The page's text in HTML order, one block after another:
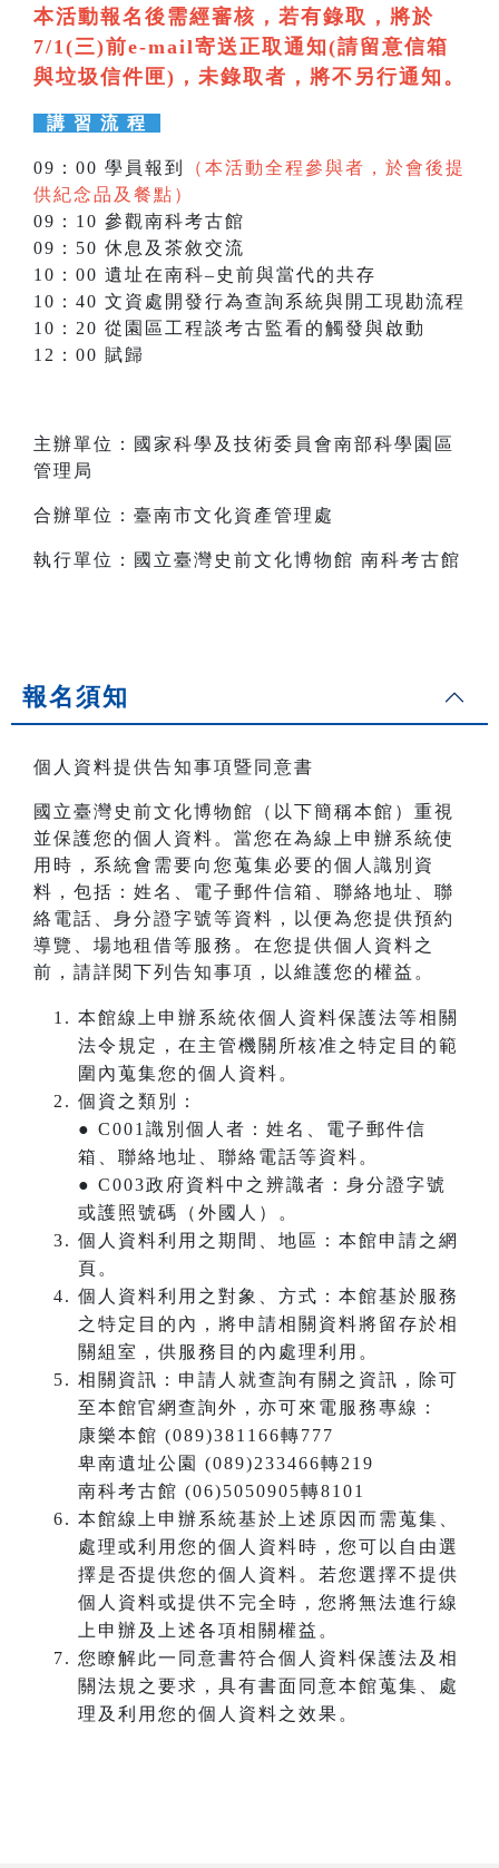
本活動報名後需經審核，若有錄取，將於
7/1(三)前e-mail寄送正取通知(請留意信箱
與垃圾信件匣)，未錄取者，將不另行通知。
講 習 流 程
09：00 學員報到
（本活動全程參與者，於會後提
供紀念品及餐點）
09：10 參觀南科考古館
09：50 休息及茶敘交流
10：00 遺址在南科–史前與當代的共存
10：40 文資處開發行為查詢系統與開工現勘流程
10：20 從園區工程談考古監看的觸發與啟動
12：00 賦歸
主辦單位：國家科學及技術委員會南部科學園區
管理局
合辦單位：臺南市文化資產管理處
執行單位：國立臺灣史前文化博物館 南科考古館
報名須知
個人資料提供告知事項暨同意書
國立臺灣史前文化博物館（以下簡稱本館）重視
並保護您的個人資料。當您在為線上申辦系統使
用時，系統會需要向您蒐集必要的個人識別資
料，包括：姓名、電子郵件信箱、聯絡地址、聯
絡電話、身分證字號等資料，以便為您提供預約
導覽、場地租借等服務。在您提供個人資料之
前，請詳閱下列告知事項，以維護您的權益。
本館線上申辦系統依個人資料保護法等相關
法令規定，在主管機關所核准之特定目的範
圍內蒐集您的個人資料。
個資之類別：
● C001識別個人者：姓名、電子郵件信
箱、聯絡地址、聯絡電話等資料。
● C003政府資料中之辨識者：身分證字號
或護照號碼（外國人）。
個人資料利用之期間、地區：本館申請之網
頁。
個人資料利用之對象、方式：本館基於服務
之特定目的內，將申請相關資料將留存於相
關組室，供服務目的內處理利用。
相關資訊：申請人就查詢有關之資訊，除可
至本館官網查詢外，亦可來電服務專線：
康樂本館 (089)381166轉777
卑南遺址公園 (089)233466轉219
南科考古館 (06)5050905轉8101
本館線上申辦系統基於上述原因而需蒐集、
處理或利用您的個人資料時，您可以自由選
擇是否提供您的個人資料。若您選擇不提供
個人資料或提供不完全時，您將無法進行線
上申辦及上述各項相關權益。
您瞭解此一同意書符合個人資料保護法及相
關法規之要求，具有書面同意本館蒐集、處
理及利用您的個人資料之效果。